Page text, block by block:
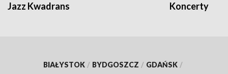
Jazz Kwadrans Koncerty
BIAŁYSTOK / BYDGOSZCZ / GDAŃSK /